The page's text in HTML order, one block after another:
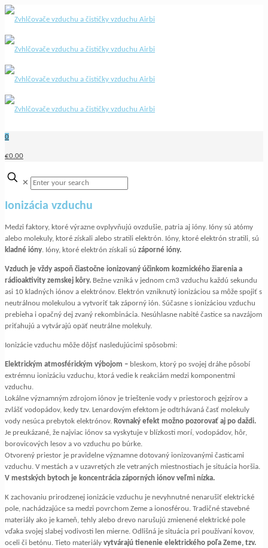
0
€0.00
✕
Ionizácia vzduchu
Medzi faktory, ktoré výrazne ovplyvňujú ovzdušie, patria aj ióny. Ióny sú atómy
alebo molekuly, ktoré získali alebo stratili elektrón. Ióny, ktoré elektrón stratili, sú
kladné ióny. Ióny, ktoré elektrón získali sú záporné ióny.
Vzduch je vždy aspoň čiastočne ionizovaný účinkom kozmického žiarenia a
rádioaktivity zemskej kôry. Bežne vzniká v jednom cm3 vzduchu každú sekundu
asi 10 kladných iónov a elektrónov. Elektrón vzniknutý ionizáciou sa môže spojiť s
neutrálnou molekulou a vytvoriť tak záporný ión. Súčasne s ionizáciou vzduchu
prebieha i opačný dej zvaný rekombinácia. Nesúhlasne nabité častice sa navzájom
priťahujú a vytvárajú opäť neutrálne molekuly.
Ionizácie vzduchu môže dôjsť nasledujúcimi spôsobmi:
Elektrickým atmosférickým výbojom – bleskom, ktorý po svojej dráhe pôsobí
extrémnu ionizáciu vzduchu, ktorá vedie k reakciám medzi komponentmi
vzduchu.
Lokálne významným zdrojom iónov je trieštenie vody v priestoroch gejzírov a
zvlášť vodopádov, kedy tzv. Lenardovým efektom je odtrhávaná časť molekuly
vody nesúca prebytok elektrónov. Rovnaký efekt možno pozorovať aj po daždi.
Je preukázané, že najviac iónov sa vyskytuje v blízkosti morí, vodopádov, hôr,
borovicových lesov a vo vzduchu po búrke.
Otvorený priestor je pravidelne významne dotovaný ionizovanými časticami
vzduchu. V mestách a v uzavretých zle vetraných miestnostiach je situácia horšia.
V mestských bytoch je koncentrácia záporných iónov veľmi nízka.
K zachovaniu prirodzenej ionizácie vzduchu je nevyhnutné nenarušiť elektrické
pole, nachádzajúce sa medzi povrchom Zeme a ionosférou. Tradičné stavebné
materiály ako je kameň, tehly alebo drevo narušujú zmienené elektrické pole
vďaka svojej slabej vodivosti len mierne. Odlišná je situácia pri používaní kovov,
oceli či betónu. Tieto materiály vytvárajú tienenie elektrického poľa Zeme, tzv.